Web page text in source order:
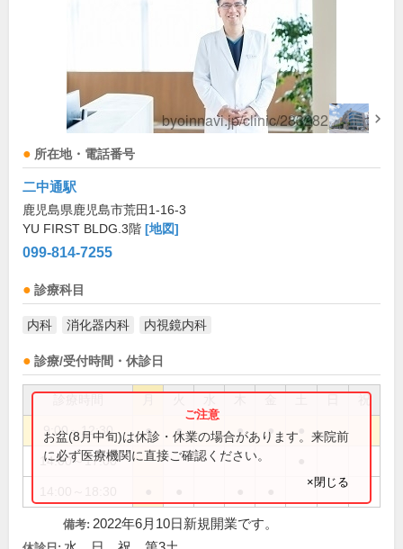
所在地・電話番号
二中通駅
鹿児島県鹿児島市荒田1-16-3
YU FIRST BLDG.3階 [地図]
099-814-7255
診療科目
内科 消化器内科 内視鏡内科
診療/受付時間・休診日
祝
9:00～12:30 ● ● ● ●
14:00～17:00
お盆(8月中旬)は休診・休業の場合があります。来院前
に必ず医療機関に直接ご確認ください。
×閉じる
備考: 2022年6月10日新規開業です。